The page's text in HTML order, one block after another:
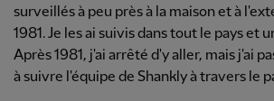
surveillés à peu près à la maison et à
1981. Je les ai suivis dans tout le pays et
Après 1981, j'ai arrêté d'y aller, mais j'ai
à suivre l'équipe de Shankly à travers le